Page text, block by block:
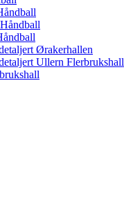
Ørakerhallen
Ullern Flerbrukshall